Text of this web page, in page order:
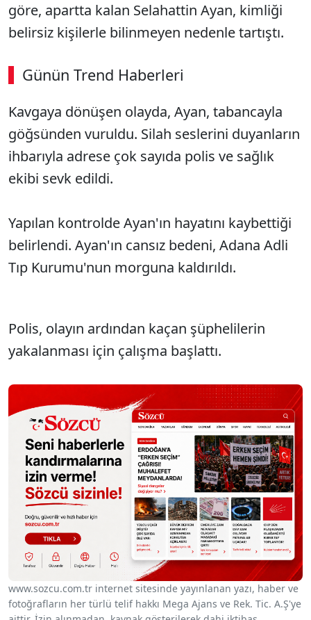
göre, apartta kalan Selahattin Ayan, kimliği
belirsiz kişilerle bilinmeyen nedenle tartıştı.
Günün Trend Haberleri
Kavgaya dönüşen olayda, Ayan, tabancayla
göğsünden vuruldu. Silah seslerini duyanların
ihbarıyla adrese çok sayıda polis ve sağlık
ekibi sevk edildi.
Yapılan kontrolde Ayan'ın hayatını kaybettiği
belirlendi. Ayan'ın cansız bedeni, Adana Adli
Tıp Kurumu'nun morguna kaldırıldı.
Polis, olayın ardından kaçan şüphelilerin
yakalanması için çalışma başlattı.
www.sozcu.com.tr internet sitesinde yayınlanan yazı, haber ve
fotoğrafların her türlü telif hakkı Mega Ajans ve Rek. Tic. A.Ş'ye